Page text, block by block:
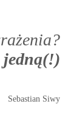
jedną(!)
Sebastian Siwy